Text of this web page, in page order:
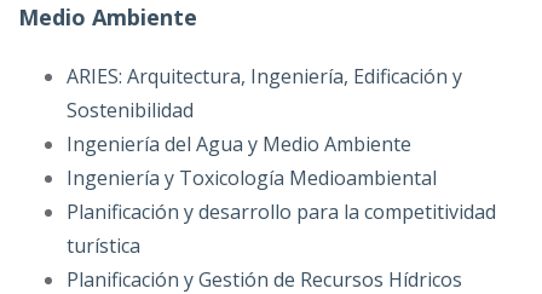
Medio Ambiente
ARIES: Arquitectura, Ingeniería, Edificación y
Sostenibilidad
Ingeniería del Agua y Medio Ambiente
Ingeniería y Toxicología Medioambiental
Planificación y desarrollo para la competitividad
turística
Planificación y Gestión de Recursos Hídricos